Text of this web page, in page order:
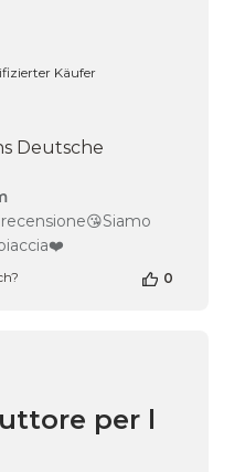
Käufer
Deutsche
des
Shop-
0
per l